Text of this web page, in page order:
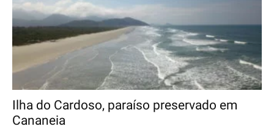
Ilha do Cardoso, paraíso preservado em
Cananeia